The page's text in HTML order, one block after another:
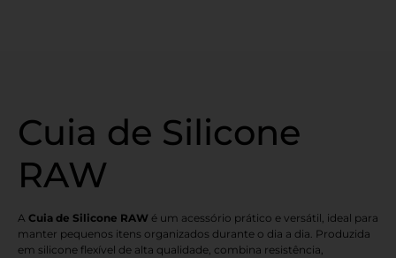
Cuia de Silicone
RAW
A Cuia de Silicone RAW é um acessório prático e versátil, ideal para
manter pequenos itens organizados durante o dia a dia. Produzida
em silicone flexível de alta qualidade, combina resistência,